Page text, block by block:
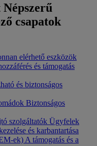
Népszerű
csapatok
elérhető eszközök
és támogatás
és biztonságos
Biztonságos
szolgáltatók Ügyfelek
és karbantartása
ek) A támogatás és a